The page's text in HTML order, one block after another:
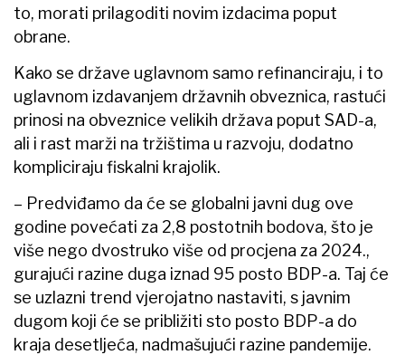
to, morati prilagoditi novim izdacima poput
obrane.
Kako se države uglavnom samo refinanciraju, i to
uglavnom izdavanjem državnih obveznica, rastući
prinosi na obveznice velikih država poput SAD-a,
ali i rast marži na tržištima u razvoju, dodatno
kompliciraju fiskalni krajolik.
– Predviđamo da će se globalni javni dug ove
godine povećati za 2,8 postotnih bodova, što je
više nego dvostruko više od procjena za 2024.,
gurajući razine duga iznad 95 posto BDP-a. Taj će
se uzlazni trend vjerojatno nastaviti, s javnim
dugom koji će se približiti sto posto BDP-a do
kraja desetljeća, nadmašujući razine pandemije.